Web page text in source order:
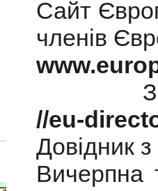
Сайт
членів
//eu-
Довідник з
Вичерпна